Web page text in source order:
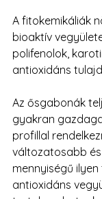
A fitokemikáliák
bioaktív
polifenolok,
antioxidáns
Az ősgabonák
gyakran
profillal
változatosabb
mennyiségű
antioxidáns